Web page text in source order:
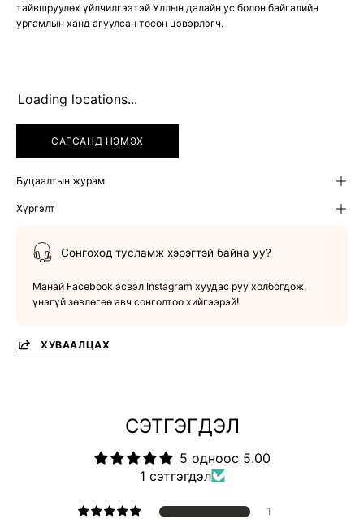
тайвшруулөх үйлчилгээтэй Уллын далайн ус болон байгалийн
ургамлын ханд агуулсан тосон цэвэрлэгч.
Loading locations...
САГСАНД НЭМЭХ
Буцаалтын журам
Хүргэлт
Сонгоход тусламж хэрэгтэй байна уу?
Манай Facebook эсвэл Instagram хуудас руу холбогдож,
үнэгүй зөвлөгөө авч сонголтоо хийгээрэй!
ХУВААЛЦАХ
СЭТГЭГДЭЛ
5 одноос 5.00
1 сэтгэгдэл
1